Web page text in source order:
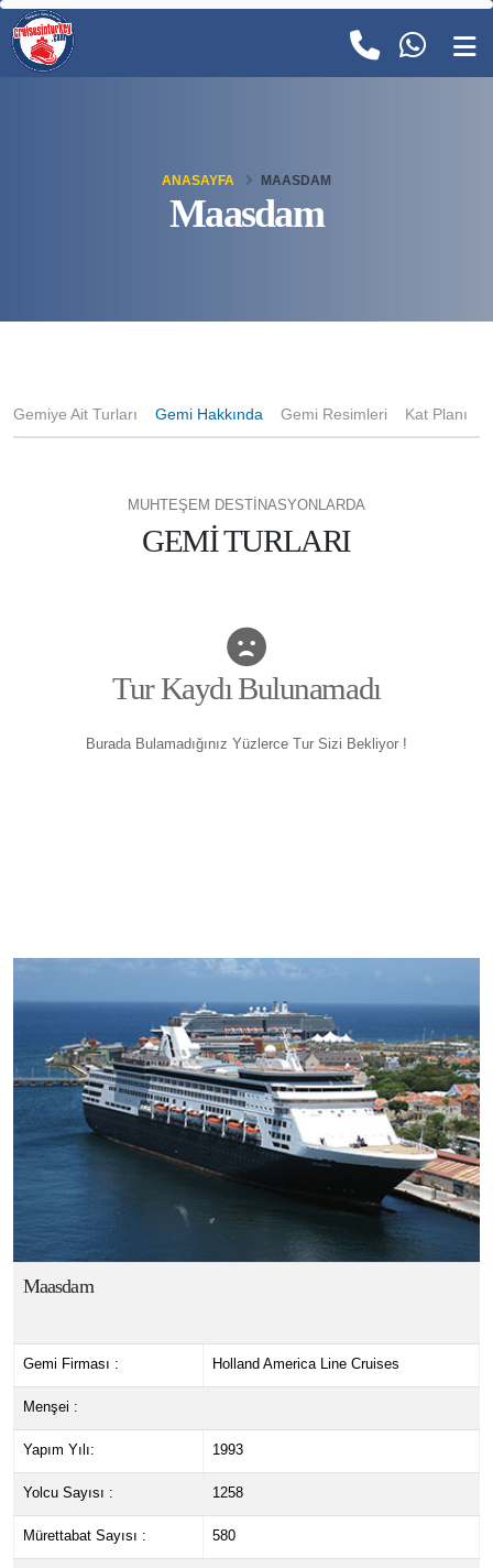
Maasdam
ANASAYFA MAASDAM
Gemiye Ait Turları Gemi Hakkında Gemi Resimleri Kat Planı
MUHTEŞEM DESTİNASYONLARDA
GEMİ TURLARI
Tur Kaydı Bulunamadı
Burada Bulamadığınız Yüzlerce Tur Sizi Bekliyor !
Maasdam
Gemi Firması : Holland America Line Cruises
Menşei :
Yapım Yılı: 1993
Yolcu Sayısı : 1258
Mürettabat Sayısı : 580